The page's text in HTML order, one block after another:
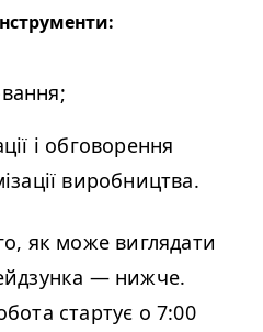
і обговорення
виробництва.
як може виглядати
— нижче.
стартує о 7:00